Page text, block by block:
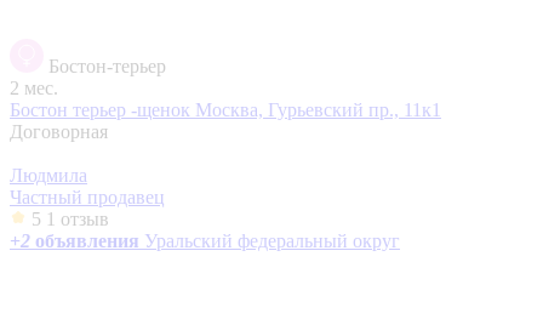
Бостон-терьер
2 мес.
Бостон терьер -щенок Москва, Гурьевский пр., 11к1
Договорная
Людмила
Частный продавец
5 1 отзыв
+2 объявления Уральский федеральный округ